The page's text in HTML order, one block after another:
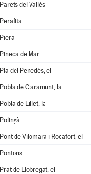
Parets del Vallès
Perafita
Piera
Pineda de Mar
Pla del Penedès, el
Pobla de Claramunt, la
Pobla de Lillet, la
Polinyà
Pont de Vilomara i Rocafort, el
Pontons
Prat de Llobregat, el